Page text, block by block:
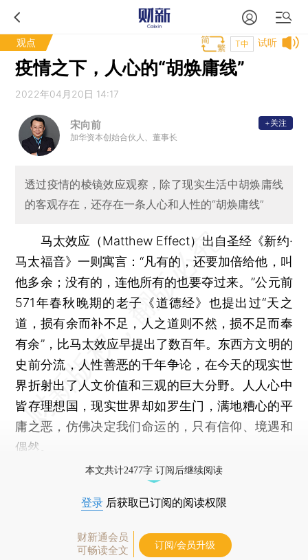
观点 试听
T中
疫情之下，人心的“胡焕庸线”
2022年04月20日 14:17
宋向前
加华资本创始合伙人、董事长
+关注
透过疫情的棱镜效应观察，除了现实生活中胡焕庸线
的客观存在，还存在一条人心和人性的“胡焕庸线”
马太效应（Matthew Effect）出自圣经《新约·
马太福音》一则寓言：“凡有的，还要加倍给他，叫
他多余；没有的，连他所有的也要夺过来。”公元前
571年春秋晚期的老子《道德经》也提出过“天之
道，损有余而补不足，人之道则不然，损不足而奉
有余”，比马太效应早提出了数百年。东西方文明的
史前分流，人性善恶的千年争论，在今天的现实世
界折射出了人文价值和三观的巨大分野。人人心中
皆存理想国，现实世界却如罗生门，满地糟心的平
庸之恶，仿佛决定我们命运的，只有信仰、境遇和
偶然。
本文共计2477字 订阅后继续阅读
登录 后获取已订阅的阅读权限
财新通会员
可畅读全文
订阅/会员升级